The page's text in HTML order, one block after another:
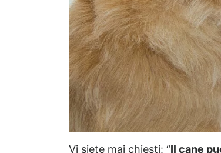
Vi siete mai chiesti: “Il cane